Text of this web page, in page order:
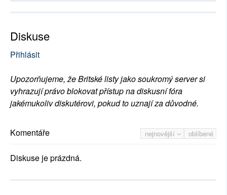
Diskuse
Přihlásit
Upozorňujeme, že Britské listy jako soukromý server si
vyhrazují právo blokovat přístup na diskusní fóra
jakémukoliv diskutérovi, pokud to uznají za důvodné.
nejnovější oblíbené
Komentáře
Diskuse je prázdná.